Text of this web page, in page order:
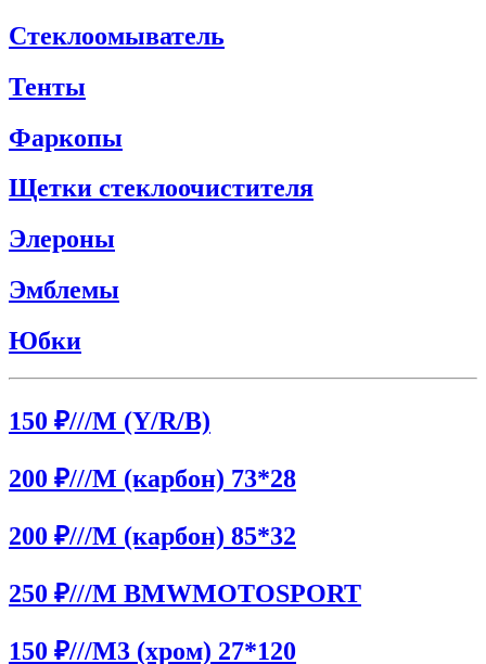
Стеклоомыватель
Тенты
Фаркопы
Щетки стеклоочистителя
Элероны
Эмблемы
Юбки
150 ₽///M (Y/R/B)
200 ₽///M (карбон) 73*28
200 ₽///M (карбон) 85*32
250 ₽///M BMWMOTOSPORT
150 ₽///M3 (хром) 27*120